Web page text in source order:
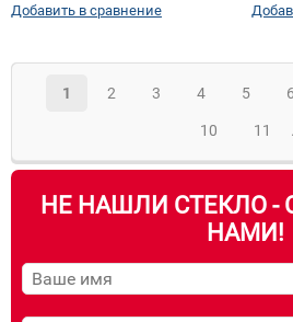
Добавить в сравнение
1 2 3 4 5 6
10 11
НЕ НАШЛИ СТЕКЛО -
НАМИ!